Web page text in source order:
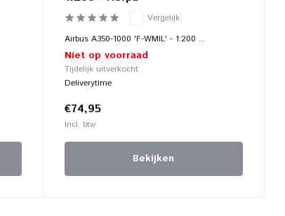
Vergelijk
Airbus A350-1000 'F-WMIL' - 1:200 ...
Niet op voorraad
Tijdelijk uitverkocht
Deliverytime
€74,95
Incl. btw
Bekijken